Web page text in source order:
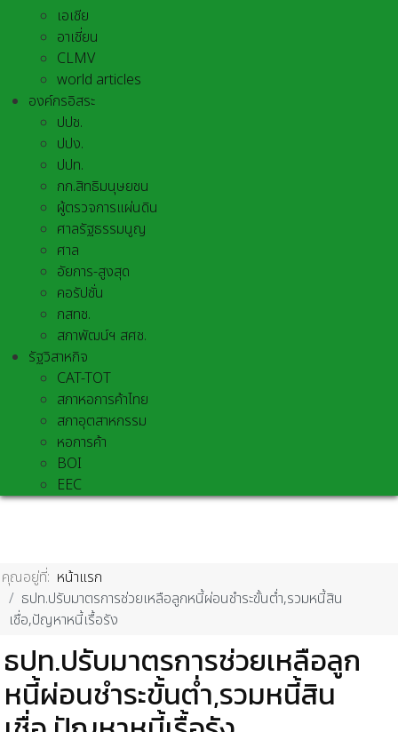
เอเชีย
อาเชี่ยน
CLMV
world articles
องค์กรอิสระ
ปปช.
ปปง.
ปปท.
กก.สิทธิมนุษยชน
ผู้ตรวจการแผ่นดิน
ศาลรัฐธรรมนูญ
ศาล
อัยการ-สูงสุด
คอรัปชั่น
กสทช.
สภาพัฒน์ฯ สศช.
รัฐวิสาหกิจ
CAT-TOT
สภาหอการค้าไทย
สภาอุตสาหกรรม
หอการค้า
BOI
EEC
คุณอยู่ที่: หน้าแรก
ธปท.ปรับมาตรการช่วยเหลือลูกหนี้ผ่อนชำระขั้นต่ำ,รวมหนี้สิน
เชื่อ,ปัญหาหนี้เรื้อรัง
ธปท.ปรับมาตรการช่วยเหลือลูก
หนี้ผ่อนชำระขั้นต่ำ,รวมหนี้สิน